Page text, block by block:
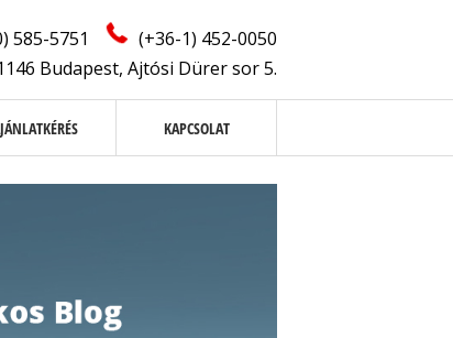
585-5751
(+36-1) 452-0050
Budapest, Ajtósi Dürer sor 5.
KAPCSOLAT